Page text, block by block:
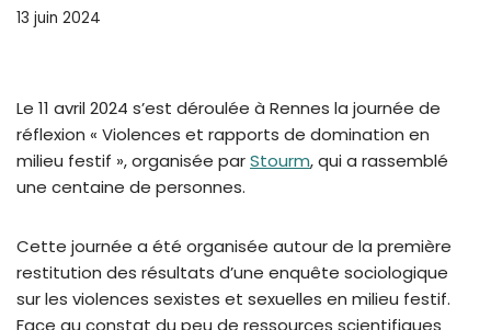
13 juin 2024
Le 11 avril 2024 s’est déroulée à Rennes la journée de
réflexion « Violences et rapports de domination en
milieu festif », organisée parStourm, qui a rassemblé
une centaine de personnes.
Cette journée a été organisée autour de la première
restitution des résultats d’une enquête sociologique
sur les violences sexistes et sexuelles en milieu festif.
Face au constat du peu de ressources scientifiques